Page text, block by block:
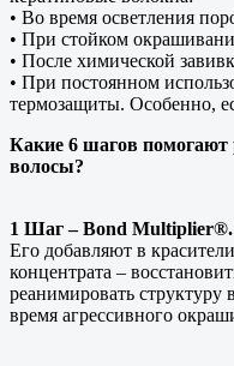
• Во время осветления
• При стойком
• После химической
• При постоянном
термозащиты. Особенно,
Какие 6 шагов помогают
волосы?
1 Шаг – Bond Multiplier®.
Его добавляют в
концентрата –
реанимировать структуру
время агрессивного